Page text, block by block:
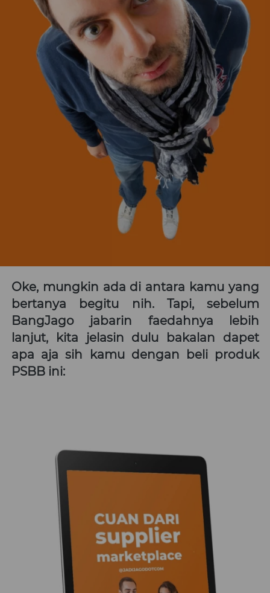
Oke, mungkin ada di antara kamu yang
bertanya begitu nih. Tapi, sebelum
BangJago jabarin faedahnya lebih
lanjut, kita jelasin dulu bakalan dapet
apa aja sih kamu dengan beli produk
PSBB ini: